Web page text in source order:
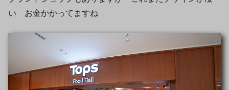
い お金かかってますね